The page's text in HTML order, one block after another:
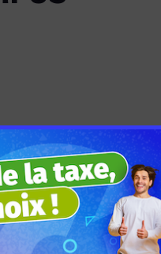
majeur pour nos
avance à grands
drivés par
mobilités douces.